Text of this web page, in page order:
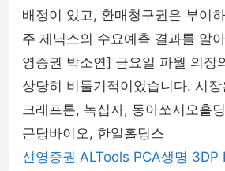
배정이 있고, 환매청구권은 부여
주 제닉스의 수요예측 결과를 알
영증권 박소연] 금요일 파월 의장
상당히 비둘기적이었습니다. 시
크래프톤, 녹십자, 동아쏘시오홀
근당바이오, 한일홀딩스
신영증권 ALTools PCA생명 3DP